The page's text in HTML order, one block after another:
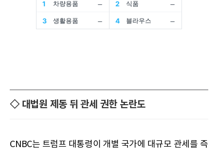
◇ 대법원 제동 뒤 관세 권한 논란도
CNBC는 트럼프 대통령이 개별 국가에 대규모 관세를 즉